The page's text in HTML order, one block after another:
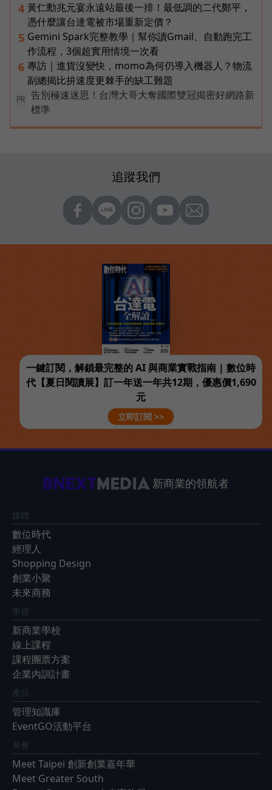
4 黃仁勳兆元宴永遠站最後一排！最低調的二代鄭平，
憑什麼讓台達電被市場重新定價？
5 Gemini Spark完整教學｜幫你讀Gmail、自動跑完工
作流程，3個超實用情境一次看
6 專訪｜進貨沒變快，momo為何仍導入機器人？物流
副總揭比拚速度更棘手的缺工難題
PR
告別極速迷思！台灣大哥大奪國際雙冠揭密好網路新
標準
追蹤我們
一鍵訂閱，解鎖最完整的 AI 與商業實戰指南 | 數位時
代【夏日閱讀展】訂一年送一年共12期，優惠價1,690
元
立即訂閱 >>
新商業的領航者
媒體
數位時代
經理人
Shopping Design
創業小聚
未來商務
學習
新商業學校
線上課程
課程團票方案
企業內訓計畫
產品
管理知識庫
EventGO活動平台
展會
Meet Taipei 創新創業嘉年華
Meet Greater South